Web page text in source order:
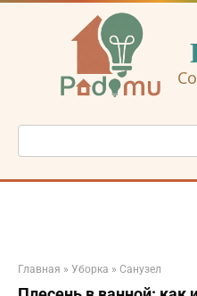
Перейти
Поиск:
Главная » Уборка » Санузел